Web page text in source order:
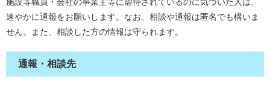
速やかに通報をお願いします。なお、相談や通報は匿名でも構いま
せん。また、相談した方の情報は守られます。
通報・相談先